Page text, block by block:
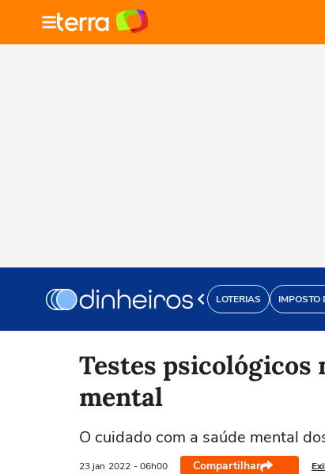
LOTERIAS IMPOSTO
Testes psicológicos
mental
O cuidado com a saúde mental
23 jan 2022 - 06h00 Compartilhar